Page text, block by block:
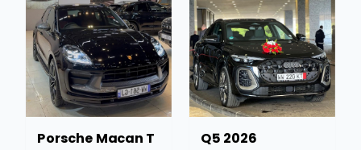
Porsche Macan T Q5 2026